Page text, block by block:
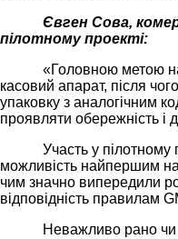
Євген Сова,
пілотному проекті:
«Головною метою
касовий апарат, після
упаковку з аналогічним
проявляти обережність і
Участь у
можливість найпершим
чим значно випередили
відповідність правилам
Неважливо рано чи